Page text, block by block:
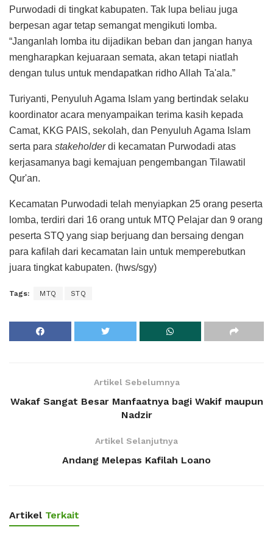
Purwodadi di tingkat kabupaten. Tak lupa beliau juga
berpesan agar tetap semangat mengikuti lomba.
“Janganlah lomba itu dijadikan beban dan jangan hanya
mengharapkan kejuaraan semata, akan tetapi niatlah
dengan tulus untuk mendapatkan ridho Allah Ta'ala.”
Turiyanti, Penyuluh Agama Islam yang bertindak selaku
koordinator acara menyampaikan terima kasih kepada
Camat, KKG PAIS, sekolah, dan Penyuluh Agama Islam
serta para stakeholderdi kecamatan Purwodadi atas
kerjasamanya bagi kemajuan pengembangan Tilawatil
Qur'an.
Kecamatan Purwodadi telah menyiapkan 25 orang peserta
lomba, terdiri dari 16 orang untuk MTQ Pelajar dan 9 orang
peserta STQ yang siap berjuang dan bersaing dengan
para kafilah dari kecamatan lain untuk memperebutkan
juara tingkat kabupaten. (hws/sgy)
Tags: MTQ STQ
Artikel Sebelumnya
Wakaf Sangat Besar Manfaatnya bagi Wakif maupun
Nadzir
Artikel Selanjutnya
Andang Melepas Kafilah Loano
Artikel Terkait